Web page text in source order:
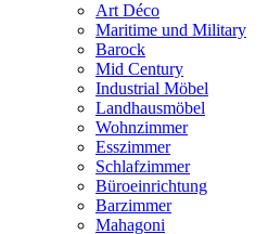
Art Déco
Maritime und Military
Barock
Mid Century
Industrial Möbel
Landhausmöbel
Wohnzimmer
Esszimmer
Schlafzimmer
Büroeinrichtung
Barzimmer
Mahagoni